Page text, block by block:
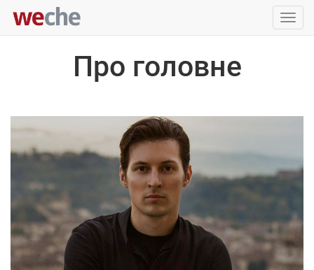
Про головне